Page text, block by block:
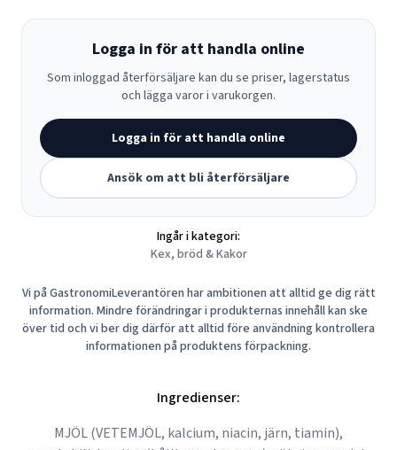
Logga in för att handla online
Som inloggad återförsäljare kan du se priser, lagerstatus
och lägga varor i varukorgen.
Logga in för att handla online
Ansök om att bli återförsäljare
Ingår i kategori:
Kex, bröd & Kakor
Vi på GastronomiLeverantören har ambitionen att alltid ge dig rätt
information. Mindre förändringar i produkternas innehåll kan ske
över tid och vi ber dig därför att alltid före användning kontrollera
informationen på produktens förpackning.
Ingredienser:
MJÖL (VETEMJÖL, kalcium, niacin, järn, tiamin),